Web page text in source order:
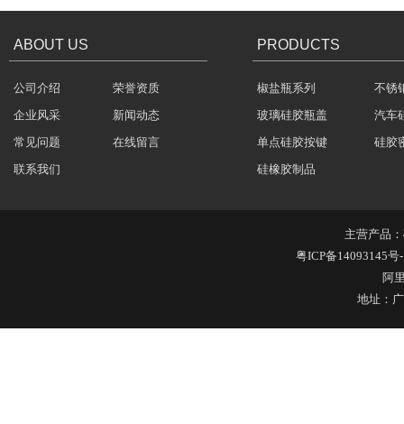
隔热玻璃硅胶瓶盖
ABOUT US
公司介绍
荣誉资质
企业风采
新闻动态
常见问题
在线留言
联系我们
PRODUCTS
椒盐瓶系列
不锈
玻璃硅胶瓶盖
汽车
单点硅胶按键
硅胶
硅橡胶制品
主营产品：
粤ICP备14093145号
阿
地址：